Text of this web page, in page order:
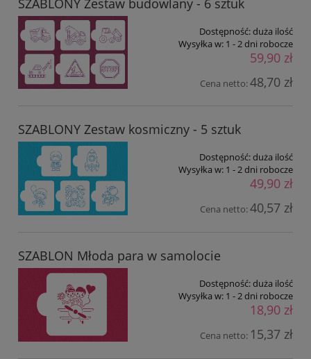
Dostępność:duża ilość
Wysyłka w: 1 - 2 dni robocze
59,90 zł
Cena netto:48,70 zł
SZABLONY Zestaw kosmiczny - 5 sztuk
Dostępność:duża ilość
Wysyłka w: 1 - 2 dni robocze
49,90 zł
Cena netto:40,57 zł
SZABLON Młoda para w samolocie
Dostępność:duża ilość
Wysyłka w: 1 - 2 dni robocze
18,90 zł
Cena netto: 15,37 zł